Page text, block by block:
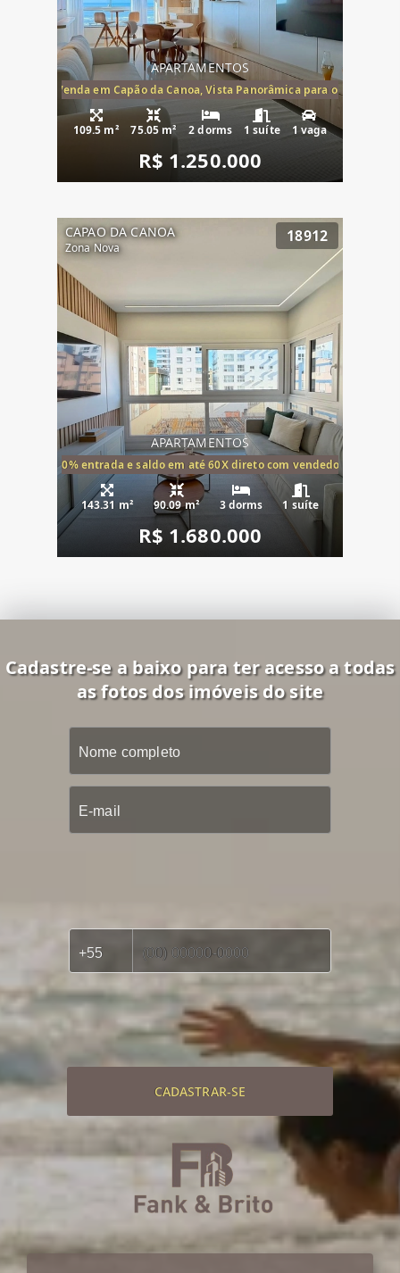
APARTAMENTOS
Mar à Venda em Capão da Canoa, Vista Panorâmica para o Mar, 2
109.5 m² 75.05 m² 2 dorms 1 suíte 1 vaga
R$ 1.250.000
CAPAO DA CANOA
Zona Nova
18912
APARTAMENTOS
20% entrada e saldo em até 60X direto com vendedor
143.31 m² 90.09 m² 3 dorms 1 suíte
R$ 1.680.000
Cadastre-se a baixo para ter acesso a todas
as fotos dos imóveis do site
CADASTRAR-SE